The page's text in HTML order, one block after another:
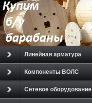
Линейная арматура
Компоненты ВОЛС
Сетевое оборудование